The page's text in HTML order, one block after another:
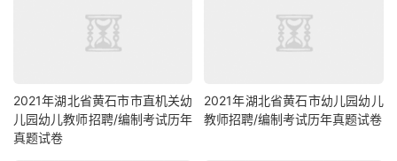
2021年湖北省黄石市市直机关幼
儿园幼儿教师招聘/编制考试历年
真题试卷
2021年湖北省黄石市幼儿园幼儿
教师招聘/编制考试历年真题试卷